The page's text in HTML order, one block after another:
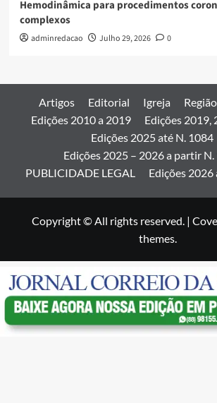
Hemodinâmica para procedimentos
complexos
adminredacao Julho 29, 2026 0
Artigos Editorial Igreja
Edições 2010 a 2019
Edições 2019,
Edições 2025 até N. 1084
Edições 2025 – 2026 a partir
PUBLICIDADE LEGAL
Edições
Copyright © All rights reserved. |
themes.